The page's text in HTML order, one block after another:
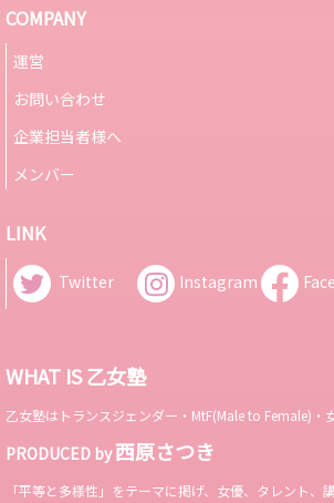
COMPANY
運営
お問い合わせ
企業担当者様へ
メンバー
LINK
Twitter Instagram
WHAT IS 乙女塾
乙女塾はトランスジェンダー・MtF(Male to Female)
PRODUCED by西原さつき
「平等と多様性」をテーマに掲げ、女優、タレント